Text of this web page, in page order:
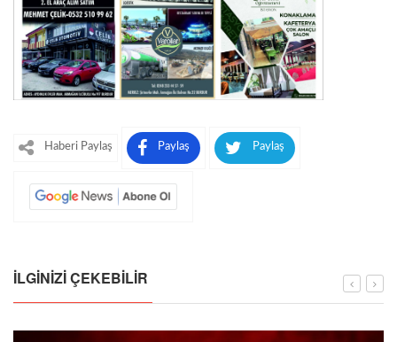
Haberi Paylaş Paylaş Paylaş
İLGINIZI ÇEKEBILIR